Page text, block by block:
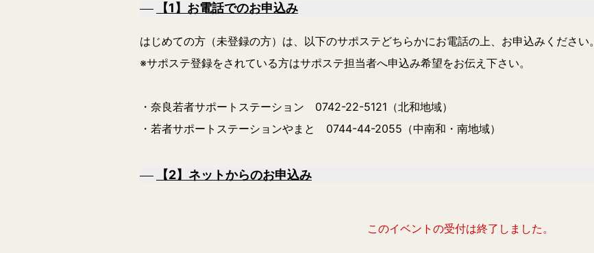
【1】お電話でのお申込み
はじめての方（未登録の方）は、以下のサポステどちらかにお電話の上、お申込みください。
※サポステ登録をされている方はサポステ担当者へ申込み希望をお伝え下さい。
・奈良若者サポートステーション 0742-22-5121（北和地域）
・若者サポートステーションやまと 0744-44-2055（中南和・南地域）
【2】ネットからのお申込み
このイベントの受付は終了しました。